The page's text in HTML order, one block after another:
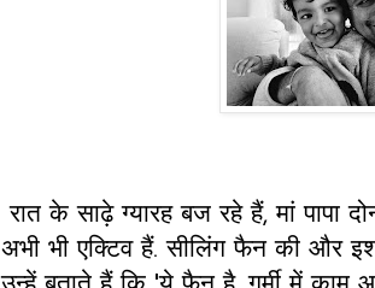
रात के साढ़े ग्यारह बज रहे हैं, मां पापा
अभी भी एक्टिव हैं. सीलिंग फैन की और